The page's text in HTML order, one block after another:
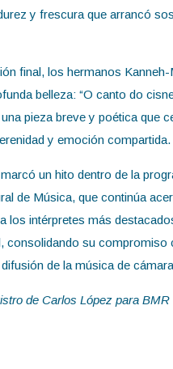
y frescura que arrancó
final, los hermanos
belleza: “O canto do
pieza breve y poética que
y emoción compartida.
un hito dentro de la
de Música, que continúa
los intérpretes más
consolidando su compromiso
de la música de
de Carlos López para